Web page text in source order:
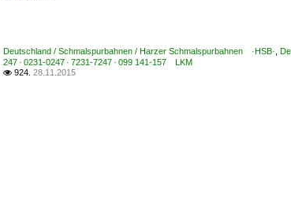
Deutschland / Schmalspurbahnen / Harzer Schmalspurbahnen ·HSB·
247 · 0231-0247 · 7231-7247 · 099 141-157 LKM
 924. 28.11.2015